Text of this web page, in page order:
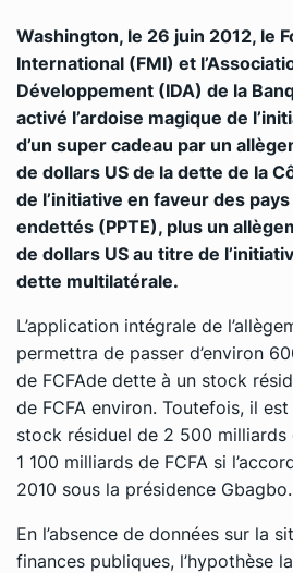
Washington, le 26 juin 2012, le
International (FMI) et
Développement (IDA) de la
activé l’ardoise magique de
d’un super cadeau par un
de dollars US de la dette de la
de l’initiative en faveur des
endettés (PPTE), plus un
de dollars US au titre de
dette multilatérale.
L’application intégrale de
permettra de passer d’environ
de FCFAde dette à un stock
de FCFA environ. Toutefois, il
stock résiduel de 2 500 milliards
1 100 milliards de FCFA si
2010 sous la présidence Gbagbo.
En l’absence de données sur la
finances publiques, l’hypothèse